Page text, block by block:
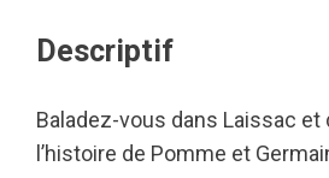
Descriptif
Baladez-vous dans Laissac et
l’histoire de Pomme et